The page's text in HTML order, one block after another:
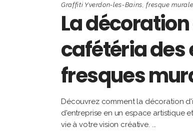
Graffiti Yverdon-les-Bains ,fresque murale
La
cafétéria des
fresques
Découvrez comment la décoration
d'entreprise en un espace artistique
vie à votre vision créative.